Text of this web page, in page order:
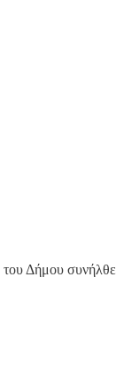
του Δήμου συνήλθε